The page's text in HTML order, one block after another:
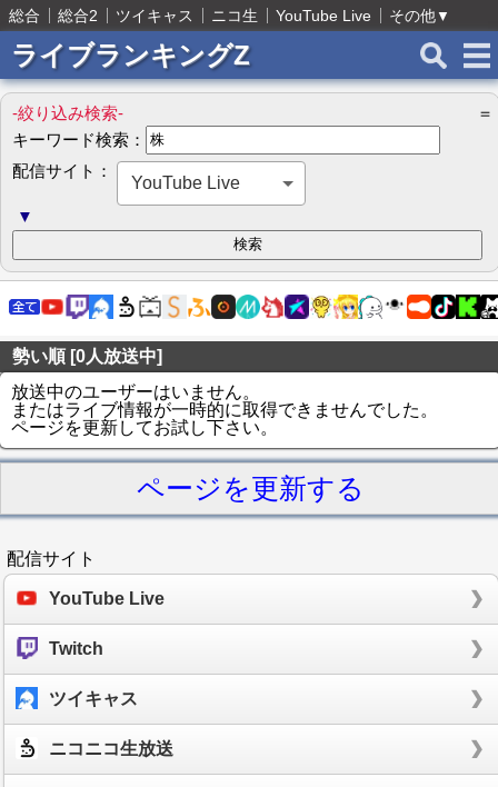
総合 総合2 ツイキャス ニコ生 YouTube Live その他▼
ライブランキングZ
-絞り込み検索-
＝
キーワード検索：
配信サイト：
YouTube Live
▼
勢い順 [0人放送中]
放送中のユーザーはいません。
またはライブ情報が一時的に取得できませんでした。
ページを更新してお試し下さい。
ページを更新する
配信サイト
YouTube Live
Twitch
ツイキャス
ニコニコ生放送